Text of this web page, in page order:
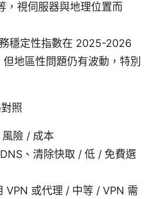
，視伺服器與地理位置而
穩定性指數在 2025-2026
地區性問題仍有波動，特別
照
險 / 成本
、清除快取 / 低 / 免費選
VPN 或代理 / 中等 / VPN 需